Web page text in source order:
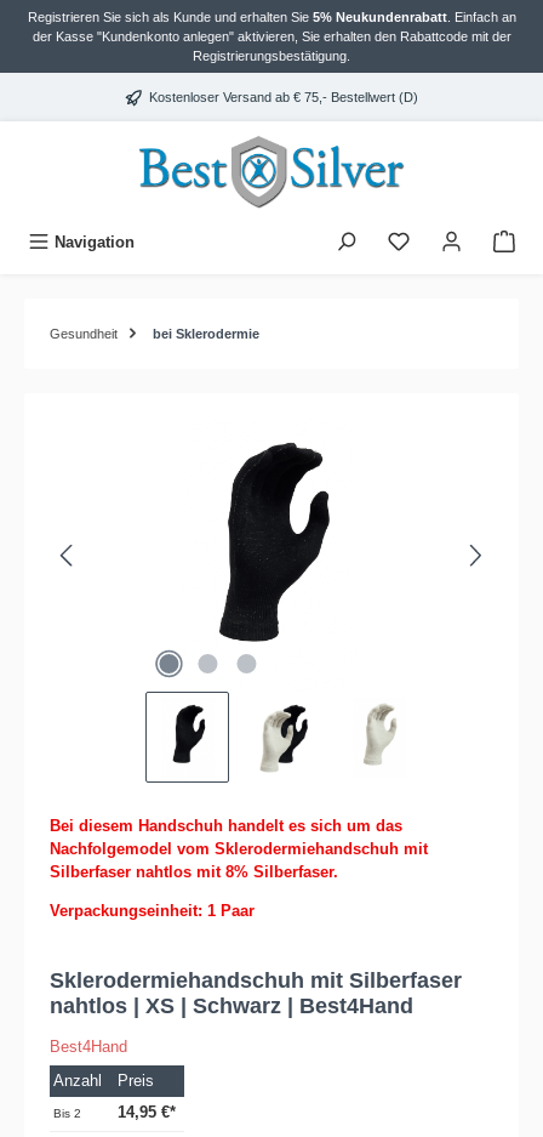
springen
Registrieren Sie sich als Kunde und erhalten Sie 5% Neukundenrabatt. Einfach an
der Kasse "Kundenkonto anlegen" aktivieren, Sie erhalten den Rabattcode mit der
Registrierungsbestätigung.
Kostenloser Versand ab € 75,- Bestellwert (D)
Navigation
Gesundheit bei Sklerodermie
Bei diesem Handschuh handelt es sich um das
Nachfolgemodel vom Sklerodermiehandschuh mit
Silberfaser nahtlos mit 8% Silberfaser.
Verpackungseinheit: 1 Paar
Sklerodermiehandschuh mit Silberfaser
nahtlos | XS | Schwarz | Best4Hand
Best4Hand
Anzahl
Preis
Bis2 14,95 €*